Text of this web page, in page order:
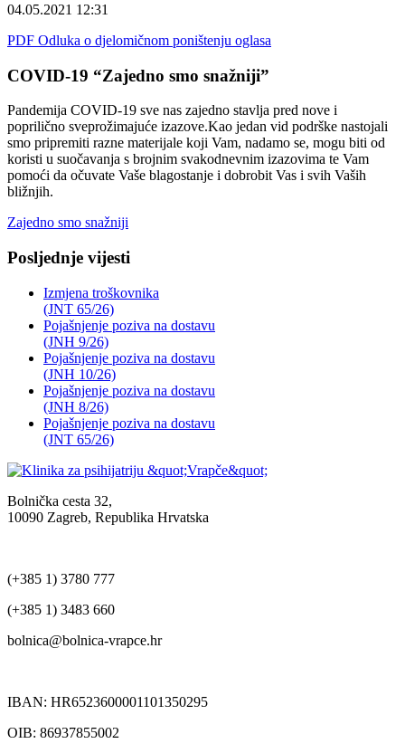
04.05.2021 12:31
PDF Odluka o djelomičnom poništenju oglasa
COVID-19 “Zajedno smo snažniji”
Pandemija COVID-19 sve nas zajedno stavlja pred nove i
poprilično sveprožimajuće izazove.Kao jedan vid podrške nastojali
smo pripremiti razne materijale koji Vam, nadamo se, mogu biti od
koristi u suočavanja s brojnim svakodnevnim izazovima te Vam
pomoći da očuvate Vaše blagostanje i dobrobit Vas i svih Vaših
bližnjih.
Zajedno smo snažniji
Posljednje vijesti
Izmjena troškovnika
(JNT 65/26)
Pojašnjenje poziva na dostavu
(JNH 9/26)
Pojašnjenje poziva na dostavu
(JNH 10/26)
Pojašnjenje poziva na dostavu
(JNH 8/26)
Pojašnjenje poziva na dostavu
(JNT 65/26)
Bolnička cesta 32,
10090 Zagreb, Republika Hrvatska
(+385 1) 3780 777
(+385 1) 3483 660
bolnica@bolnica-vrapce.hr
IBAN: HR6523600001101350295
OIB: 86937855002